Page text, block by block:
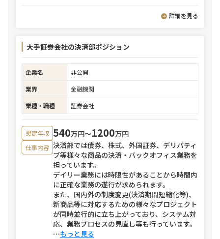
詳細を見る
大手証券会社の決済部ポジション
企業名
非公開
業界
金融機関
業種・職種
証券会社
想定年収 540万円〜1200万円
仕事内容 決済部では債券、株式、外国証券、デリバティ
ブ等様々な商品の決済・バックオフィス業務を
担っています。
デイリー業務には時限性があることから時間内
に正確な業務の遂行が求められます。
また、国内外の制度変更(決済期間短縮化等)、
新商品等に対応するための様々なプロジェクト
が同時並行的に立ち上がっており、システム対
応、業務プロセスの見直し等も行っています。
⋯もっと見る